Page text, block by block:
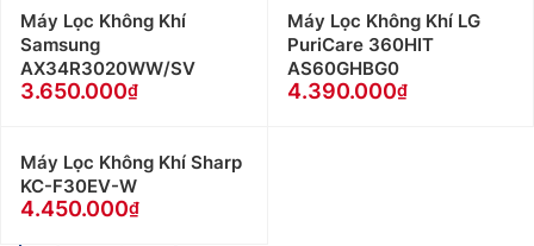
Máy Lọc Không Khí
Samsung
AX34R3020WW/SV
3.650.000
Máy Lọc Không Khí LG
PuriCare 360HIT
AS60GHBG0
4.390.000
Máy Lọc Không Khí Sharp
KC-F30EV-W
4.450.000